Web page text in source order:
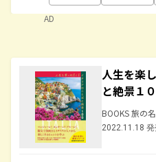
AD
人生を楽
と絶景１
BOOKS 旅の
2022.11.18